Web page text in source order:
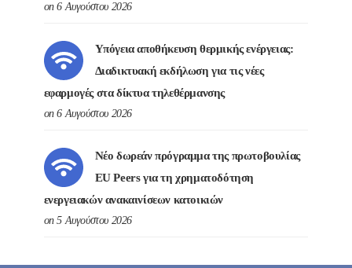
on 6 Αυγούστου 2026
Υπόγεια αποθήκευση θερμικής ενέργειας:
Διαδικτυακή εκδήλωση για τις νέες
εφαρμογές στα δίκτυα τηλεθέρμανσης
on 6 Αυγούστου 2026
Νέο δωρεάν πρόγραμμα της πρωτοβουλίας
EU Peers για τη χρηματοδότηση
ενεργειακών ανακαινίσεων κατοικιών
on 5 Αυγούστου 2026